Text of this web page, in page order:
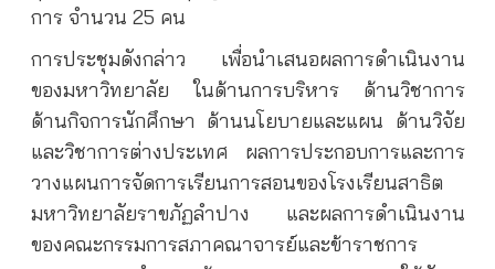
การ จำนวน 25 คน
การประชุมดังกล่าว เพื่อนำเสนอผลการดำเนินงาน
ของมหาวิทยาลัย ในด้านการบริหาร ด้านวิชาการ
ด้านกิจการนักศึกษา ด้านนโยบายและแผน ด้านวิจัย
และวิชาการต่างประเทศ ผลการประกอบการและการ
วางแผนการจัดการเรียนการสอนของโรงเรียนสาธิต
มหาวิทยาลัยราขภัฏลำปาง และผลการดำเนินงาน
ของคณะกรรมการสภาคณาจารย์และข้าราชการ